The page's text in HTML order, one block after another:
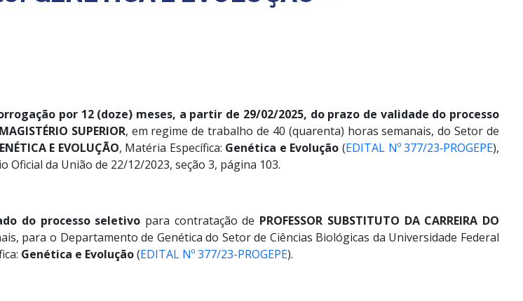
por 12 (doze) meses, a partir de 29/02/2025, do prazo de validade do processo
SUPERIOR, em regime de trabalho de 40 (quarenta) horas semanais, do Setor de
E EVOLUÇÃO, Matéria Específica: Genética e Evolução (EDITAL Nº 377/23‐PROGEPE),
Oficial da União de 22/12/2023, seção 3, página 103.
do processo seletivo para contratação de PROFESSOR SUBSTITUTO DA CARREIRA DO
para o Departamento de Genética do Setor de Ciências Biológicas da Universidade Federal
Genética e Evolução(EDITAL Nº 377/23-PROGEPE).